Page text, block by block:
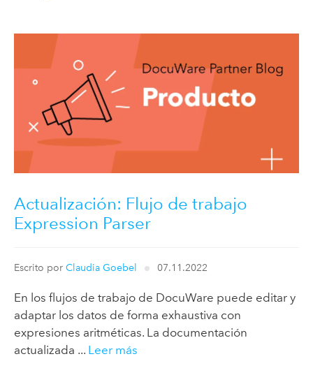
Actualización: Flujo de trabajo
Expression Parser
Escrito por Claudia Goebel 07.11.2022
En los flujos de trabajo de DocuWare puede editar y
adaptar los datos de forma exhaustiva con
expresiones aritméticas. La documentación
actualizada ... Leer más